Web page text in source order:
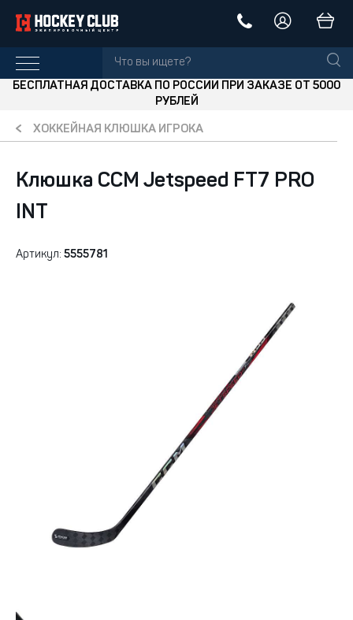
БЕСПЛАТНАЯ ДОСТАВКА ПО РОССИИ ПРИ ЗАКАЗЕ ОТ 5000
РУБЛЕЙ
ХОККЕЙНАЯ КЛЮШКА ИГРОКА
Клюшка CCM Jetspeed FT7 PRO
INT
Артикул: 5555781